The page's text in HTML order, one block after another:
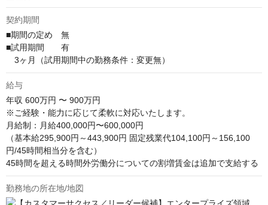
契約期間
■期間の定め　無
■試用期間　　有
3ヶ月（試用期間中の勤務条件：変更無）
給与
年収 600万円 〜 900万円
※ご経験・能力に応じて柔軟に対応いたします。
月給制：月給400,000円〜600,000円
（基本給295,900円～443,900円 固定残業代104,100円～156,100
円/45時間相当分を含む）
45時間を超える時間外労働分についての割増賃金は追加で支給する
勤務地の所在地/地図